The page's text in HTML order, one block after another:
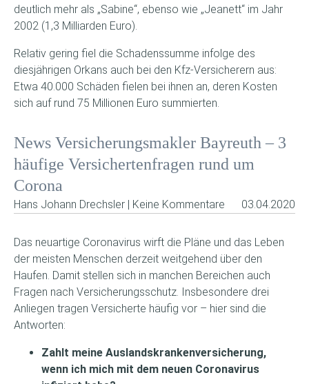
deutlich mehr als „Sabine“, ebenso wie „Jeanett“ im Jahr
2002 (1,3 Milliarden Euro).
Relativ gering fiel die Schadenssumme infolge des
diesjährigen Orkans auch bei den Kfz-Versicherern aus:
Etwa 40.000 Schäden fielen bei ihnen an, deren Kosten
sich auf rund 75 Millionen Euro summierten.
News Versicherungsmakler Bayreuth – 3
häufige Versichertenfragen rund um
Corona
Hans Johann Drechsler | Keine Kommentare 03.04.2020
Das neuartige Coronavirus wirft die Pläne und das Leben
der meisten Menschen derzeit weitgehend über den
Haufen. Damit stellen sich in manchen Bereichen auch
Fragen nach Versicherungsschutz. Insbesondere drei
Anliegen tragen Versicherte häufig vor – hier sind die
Antworten:
Zahlt meine Auslandskrankenversicherung,
wenn ich mich mit dem neuen Coronavirus